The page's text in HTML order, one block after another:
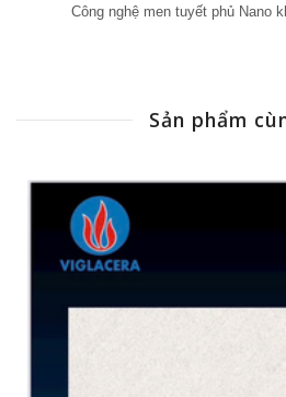
Công nghệ men tuyết phủ Nano
Sản phẩm